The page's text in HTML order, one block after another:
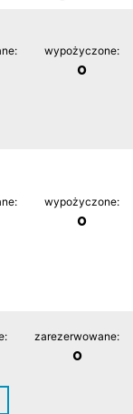
wypożyczone:
0
wypożyczone:
0
zarezerwowane:
0